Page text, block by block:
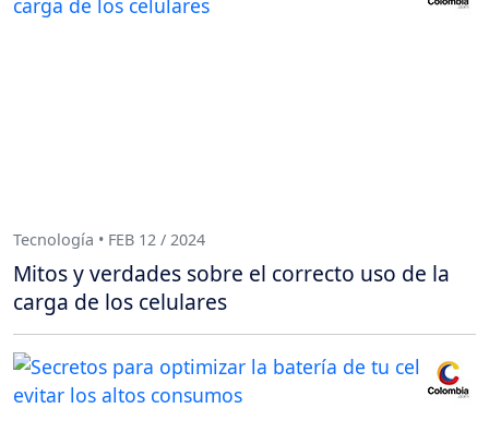
Tecnología • FEB 12 / 2024
Mitos y verdades sobre el correcto uso de la
carga de los celulares